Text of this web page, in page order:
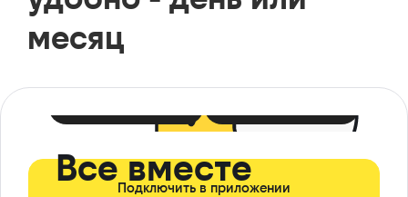
месяц
Все вместе
Подключить в приложении